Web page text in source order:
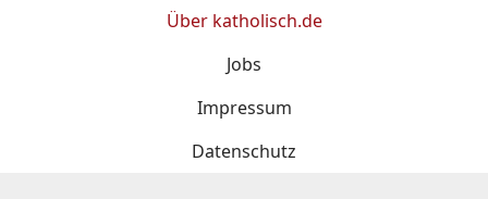
Über katholisch.de
Jobs
Impressum
Datenschutz